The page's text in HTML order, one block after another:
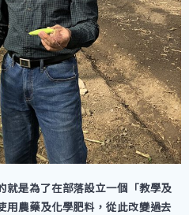
就是為了在部落設立一個「教學及
用農藥及化學肥料，從此改變過去